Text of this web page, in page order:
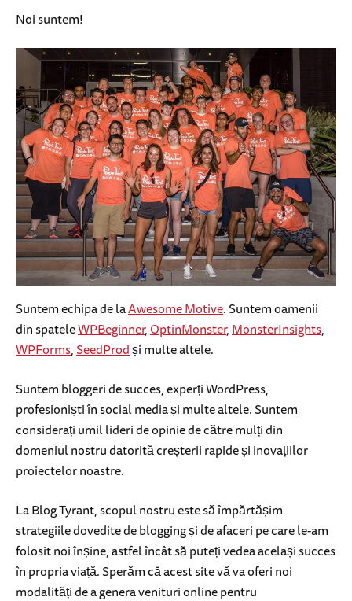
Noi suntem!
Suntem echipa de laAwesome Motive. Suntem oamenii
din spateleWPBeginner,OptinMonster,MonsterInsights,
WPForms,SeedProdși multe altele.
Suntem bloggeri de succes, experți WordPress,
profesioniști în social media și multe altele. Suntem
considerați umil lideri de opinie de către mulți din
domeniul nostru datorită creșterii rapide și inovațiilor
proiectelor noastre.
La Blog Tyrant, scopul nostru este să împărtășim
strategiile dovedite de blogging și de afaceri pe care le-am
folosit noi înșine, astfel încât să puteți vedea același succes
în propria viață. Sperăm că acest site vă va oferi noi
modalități de a genera venituri online pentru